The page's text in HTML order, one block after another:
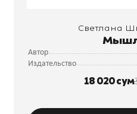
Светлана
Автор
Издательство
18 020 сум